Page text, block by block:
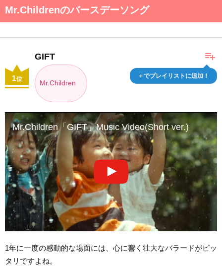
Mr.Childrenのバースデーソング
playlist_add
＋でプレイリストに追加！
GIFT
Mr.Children
1位
Mr.Children「GIFT」Music Video(Short ver.)
1年に一度の感動的な場面には、心に響く壮大なバラードがピッ
タリですよね。